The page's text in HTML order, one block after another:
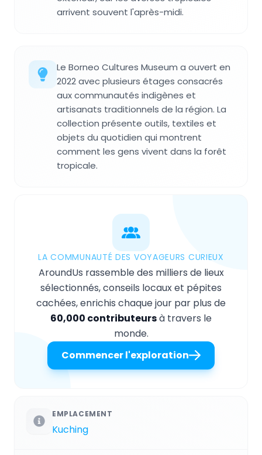
arrivent souvent l'après-midi.
Le Borneo Cultures Museum a ouvert en
2022 avec plusieurs étages consacrés
aux communautés indigènes et
artisanats traditionnels de la région. La
collection présente outils, textiles et
objets du quotidien qui montrent
comment les gens vivent dans la forêt
tropicale.
LA COMMUNAUTÉ DES VOYAGEURS CURIEUX
AroundUs rassemble des milliers de lieux
sélectionnés, conseils locaux et pépites
cachées, enrichis chaque jour par plus de
60,000 contributeursà travers le
monde.
Commencer l'exploration
EMPLACEMENT
Kuching